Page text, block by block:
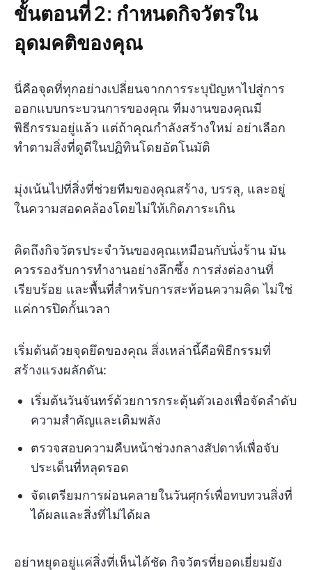
ขั้นตอนที่ 2: กำหนดกิจวัตรใน
อุดมคติของคุณ
นี่คือจุดที่ทุกอย่างเปลี่ยนจากการระบุปัญหาไปสู่การ
ออกแบบกระบวนการของคุณ ทีมงานของคุณมี
พิธีกรรมอยู่แล้ว แต่ถ้าคุณกำลังสร้างใหม่ อย่าเลือก
ทำตามสิ่งที่ดูดีในปฏิทินโดยอัตโนมัติ
มุ่งเน้นไปที่สิ่งที่ช่วยทีมของคุณสร้าง, บรรลุ, และอยู่
ในความสอดคล้องโดยไม่ให้เกิดภาระเกิน
คิดถึงกิจวัตรประจำวันของคุณเหมือนกับนั่งร้าน มัน
ควรรองรับการทำงานอย่างลึกซึ้ง การส่งต่องานที่
เรียบร้อย และพื้นที่สำหรับการสะท้อนความคิด ไม่ใช่
แค่การปิดกั้นเวลา
เริ่มต้นด้วยจุดยึดของคุณ สิ่งเหล่านี้คือพิธีกรรมที่
สร้างแรงผลักดัน:
เริ่มต้นวันจันทร์ด้วยการกระตุ้นตัวเองเพื่อจัดลำดับ
ความสำคัญและเติมพลัง
ตรวจสอบความคืบหน้าช่วงกลางสัปดาห์เพื่อจับ
ประเด็นที่หลุดรอด
จัดเตรียมการผ่อนคลายในวันศุกร์เพื่อทบทวนสิ่งที่
ได้ผลและสิ่งที่ไม่ได้ผล
อย่าหยุดอยู่แค่สิ่งที่เห็นได้ชัด กิจวัตรที่ยอดเยี่ยมยัง